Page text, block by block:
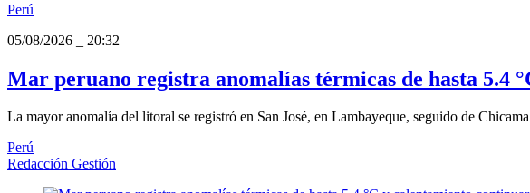
Perú
05/08/2026
20:32
Mar peruano registra anomalías térmicas de hasta 5.4
La mayor anomalía del litoral se registró en San José, en Lambayeque, seguido de
Perú
Redacción Gestión